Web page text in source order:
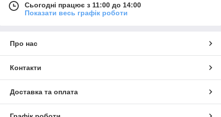
Сьогодні працює з 11:00 до 14:00
Показати весь графік роботи
Про нас
Контакти
Доставка та оплата